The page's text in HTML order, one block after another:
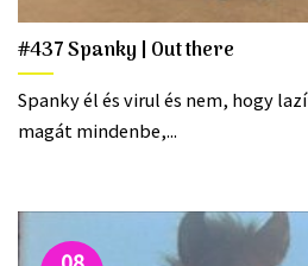
#437 Spanky | Out there
Spanky él és virul és nem, hogy
magát mindenbe,...